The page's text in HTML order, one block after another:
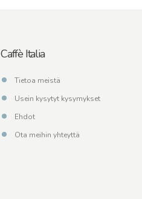
Caffè Italia
Tietoa meistä
Usein kysytyt kysymykset
Ehdot
Ota meihin yhteyttä